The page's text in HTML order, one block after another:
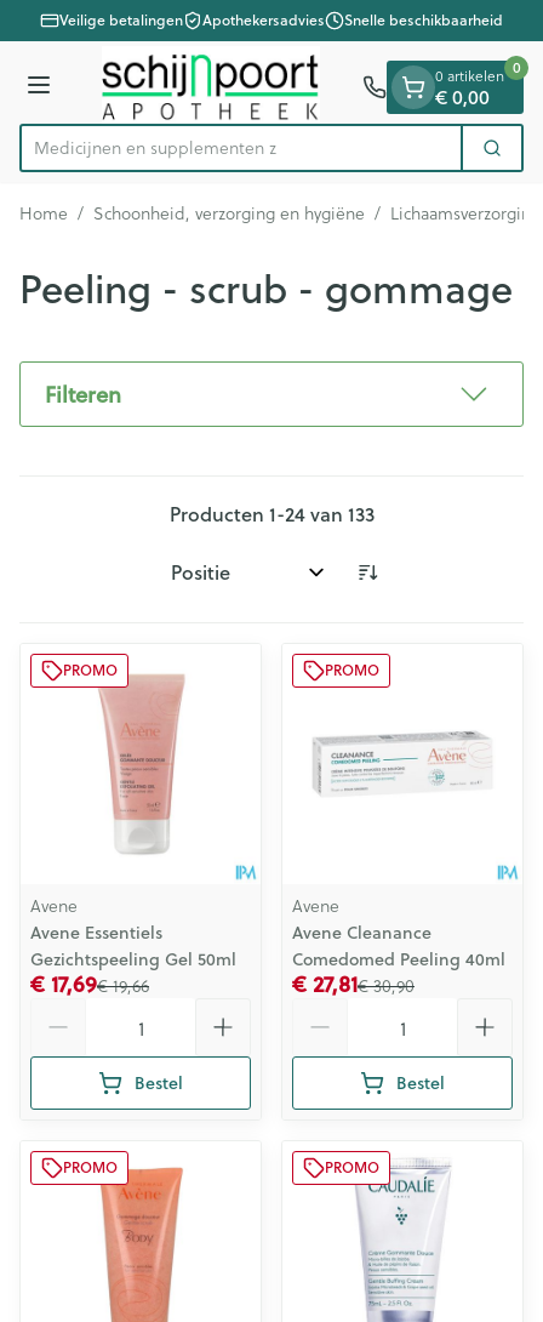
Ga naar de inhoud
1 van 1Veilige betalingen Apothekersadvies Snelle beschikbaarheid
Menu
Product, merk, categorie...
Medicijne Zoek
0 artikelen
€ 0,00
0
Home / Schoonheid, verzorging en hygiëne / Lichaamsverzorging
Peeling - scrub - gommage
Filteren
Producten 1-24van 133
Sorteer op:
PROMO
Avene
Avene Essentiels
Gezichtspeeling Gel 50ml
€ 19,66
€ 17,69
Bestel
PROMO
Avene
Avene Cleanance
Comedomed Peeling 40ml
€ 30,90
€ 27,81
Bestel
PROMO PROMO